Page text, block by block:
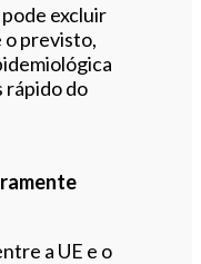
pode excluir
o previsto,
rápido do
a UE e o